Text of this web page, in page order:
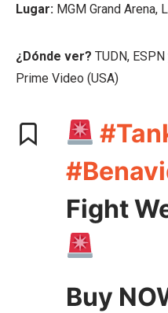
Lugar: MGM Grand Arena,
¿Dónde ver? TUDN,
Prime Video (USA)
Fight
Buy